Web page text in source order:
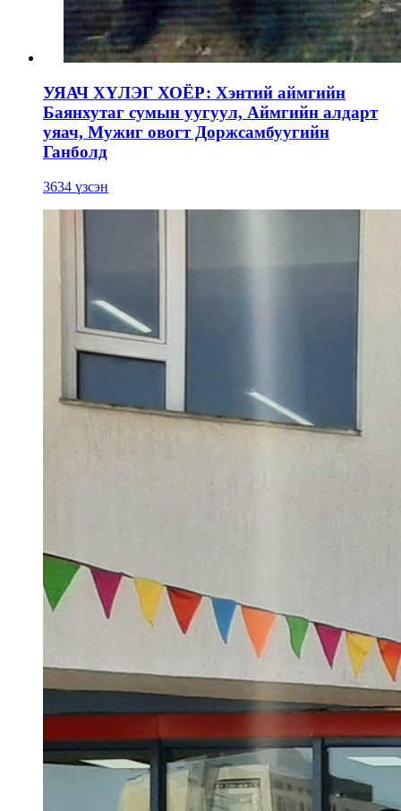
УЯАЧ ХҮЛЭГ ХОЁР: Хэнтий аймгийн
Баянхутаг сумын уугуул, Аймгийн алдарт
уяач, Мужиг овогт Доржсамбуугийн
Ганболд
3634 үзсэн